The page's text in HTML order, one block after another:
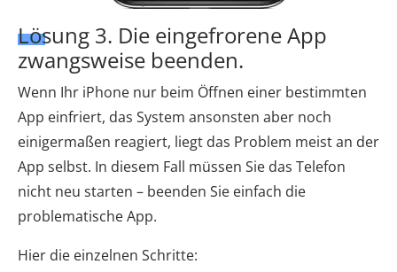
Lösung 3. Die eingefrorene App
zwangsweise beenden.
Wenn Ihr iPhone nur beim Öffnen einer bestimmten
App einfriert, das System ansonsten aber noch
einigermaßen reagiert, liegt das Problem meist an der
App selbst. In diesem Fall müssen Sie das Telefon
nicht neu starten – beenden Sie einfach die
problematische App.
Hier die einzelnen Schritte: